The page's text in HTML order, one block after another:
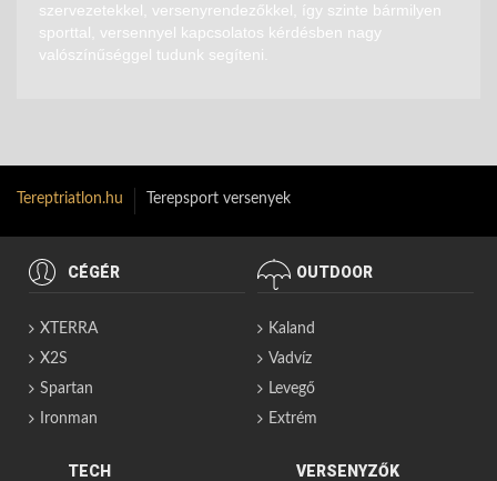
szervezetekkel, versenyrendezőkkel, így szinte bármilyen
sporttal, versennyel kapcsolatos kérdésben nagy
valószínűséggel tudunk segíteni.
Tereptriatlon.hu Terepsport versenyek
CÉGÉR
XTERRA
X2S
Spartan
Ironman
OUTDOOR
Kaland
Vadvíz
Levegő
Extrém
TECH VERSENYZŐK